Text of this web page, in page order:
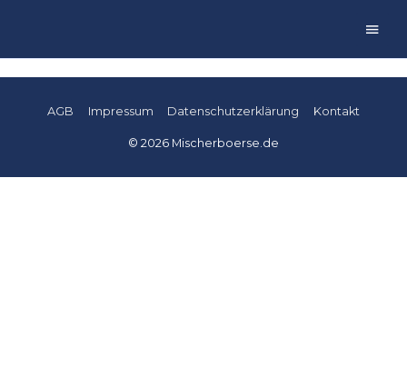
Main
AGB Impressum Datenschutzerklärung Kontakt
© 2026 Mischerboerse.de